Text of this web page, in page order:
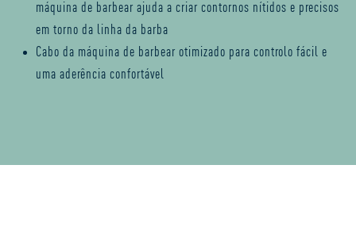
máquina de barbear ajuda a criar contornos nítidos e precisos
em torno da linha da barba
Cabo da máquina de barbear otimizado para controlo fácil e
uma aderência confortável